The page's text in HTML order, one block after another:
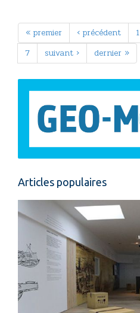
« premier ‹ précédent 1
7
suivant › dernier »
Articles populaires